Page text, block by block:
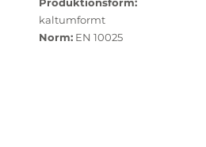
kaltumformt
Norm:EN 10025